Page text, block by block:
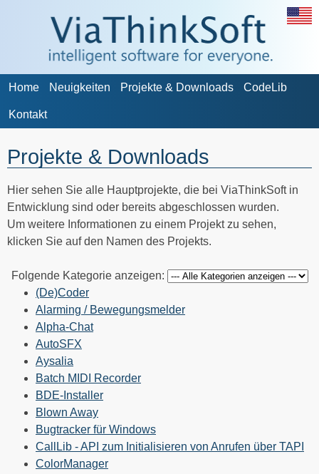
Home Neuigkeiten Projekte & Downloads CodeLib
Kontakt
Projekte & Downloads
Hier sehen Sie alle Hauptprojekte, die bei ViaThinkSoft in
Entwicklung sind oder bereits abgeschlossen wurden.
Um weitere Informationen zu einem Projekt zu sehen,
klicken Sie auf den Namen des Projekts.
Folgende Kategorie anzeigen:
(De)Coder
Alarming / Bewegungsmelder
Alpha-Chat
AutoSFX
Aysalia
Batch MIDI Recorder
BDE-Installer
Blown Away
Bugtracker für Windows
CallLib - API zum Initialisieren von Anrufen über TAPI
ColorManager